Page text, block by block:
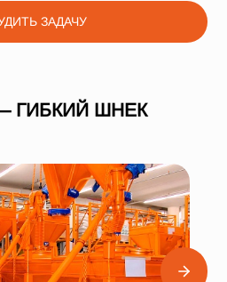
ЗАДАЧУ
ГИБКИЙ ШНЕК